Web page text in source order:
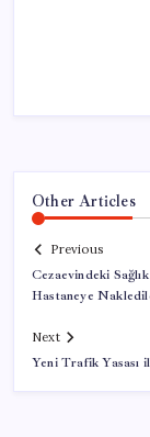
Other Articles
Previous
Cezaevindeki
Hastaneye
Next
Yeni Trafik Yasası